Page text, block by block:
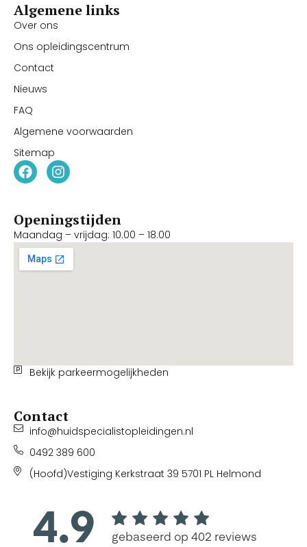
Algemene links
Over ons
Ons opleidingscentrum
Contact
Nieuws
FAQ
Algemene voorwaarden
Sitemap
Openingstijden
Maandag – vrijdag: 10.00 – 18.00
Bekijk parkeermogelijkheden
Contact
info@huidspecialistopleidingen.nl
0492 389 600
(Hoofd)Vestiging Kerkstraat 39 5701 PL Helmond